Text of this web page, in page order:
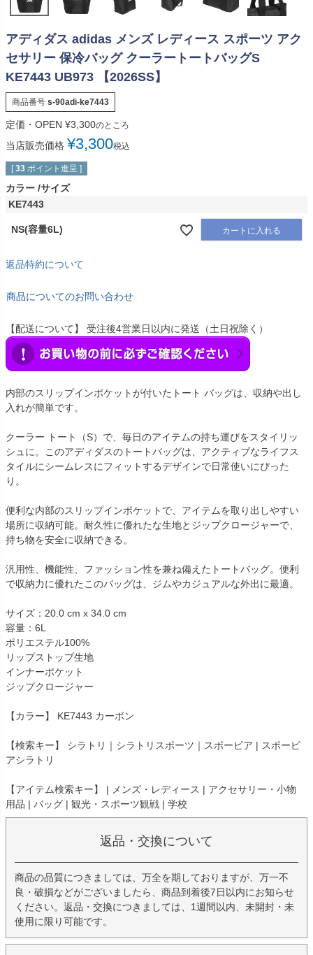
アディダス adidas メンズ レディース スポーツ アク
セサリー 保冷バッグ クーラートートバッグS
KE7443 UB973 【2026SS】
商品番号 s-90adi-ke7443
定価・OPEN ¥3,300のところ
当店販売価格 ¥3,300税込
[ 33 ポイント進呈 ]
カラー サイズ
KE7443
NS(容量6L) カートに入れる
返品特約について
商品についてのお問い合わせ
【配送について】 受注後4営業日以内に発送（土日祝除く）
内部のスリップインポケットが付いたトート バッグは、収納や出し
入れが簡単です。
クーラー トート（S）で、毎日のアイテムの持ち運びをスタイリッ
シュに。このアディダスのトートバッグは、アクティブなライフス
タイルにシームレスにフィットするデザインで日常使いにぴった
り。
便利な内部のスリップインポケットで、アイテムを取り出しやすい
場所に収納可能。耐久性に優れたな生地とジップクロージャーで、
持ち物を安全に収納できる。
汎用性、機能性、ファッション性を兼ね備えたトートバッグ。便利
で収納力に優れたこのバッグは、ジムやカジュアルな外出に最適。
サイズ：20.0 cm x 34.0 cm
容量：6L
ポリエステル100%
リップストップ生地
インナーポケット
ジップクロージャー
【カラー】 KE7443 カーボン
【検索キー】 シラトリ｜シラトリスポーツ｜スポーピア | スポーピ
アシラトリ
【アイテム検索キー】 | メンズ・レディース | アクセサリー・小物
用品 | バッグ | 観光・スポーツ観戦 | 学校
返品・交換について
商品の品質につきましては、万全を期しておりますが、万一不
良・破損などがございましたら、商品到着後7日以内にお知らせ
ください。返品・交換につきましては、1週間以内、未開封・未
使用に限り可能です。